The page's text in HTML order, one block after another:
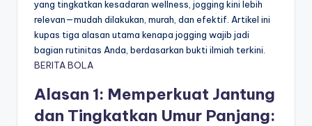
yang tingkatkan kesadaran wellness, jogging kini lebih
relevan—mudah dilakukan, murah, dan efektif. Artikel ini
kupas tiga alasan utama kenapa jogging wajib jadi
bagian rutinitas Anda, berdasarkan bukti ilmiah terkini.
BERITA BOLA
Alasan 1: Memperkuat Jantung
dan Tingkatkan Umur Panjang: